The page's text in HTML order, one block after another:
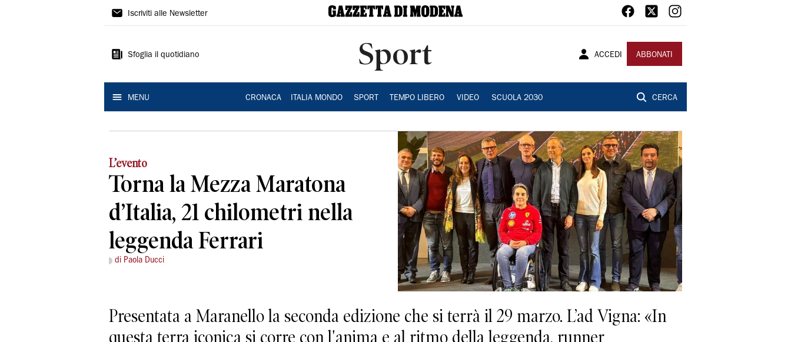
Gazzetta
Modena
Iscriviti alle Newsletter
Sfoglia il quotidiano Sport ACCEDI ABBONATI
MENU CRONACA ITALIA MONDO SPORT TEMPO LIBERO VIDEO SCUOLA 2030 CERCA
L’evento
Torna la Mezza Maratona
d’Italia, 21 chilometri nella
leggenda Ferrari
di Paola Ducci
Presentata a Maranello la seconda edizione che si terrà il 29 marzo. L’ad Vigna: «In
questa terra iconica si corre con l'anima e al ritmo della leggenda, runner